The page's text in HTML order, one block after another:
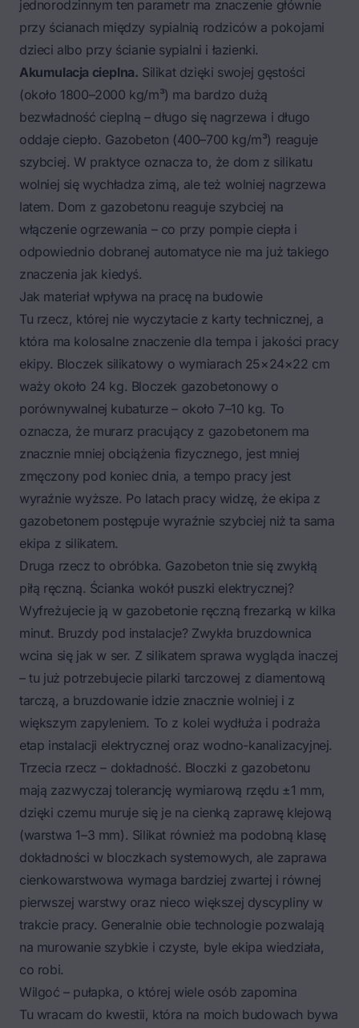
jednorodzinnym ten parametr ma znaczenie głównie
przy ścianach między sypialnią rodziców a pokojami
dzieci albo przy ścianie sypialni i łazienki.
Akumulacja cieplna. Silikat dzięki swojej gęstości
(około 1800–2000 kg/m³) ma bardzo dużą
bezwładność cieplną – długo się nagrzewa i długo
oddaje ciepło. Gazobeton (400–700 kg/m³) reaguje
szybciej. W praktyce oznacza to, że dom z silikatu
wolniej się wychładza zimą, ale też wolniej nagrzewa
latem. Dom z gazobetonu reaguje szybciej na
włączenie ogrzewania – co przy pompie ciepła i
odpowiednio dobranej automatyce nie ma już takiego
znaczenia jak kiedyś.
Jak materiał wpływa na pracę na budowie
Tu rzecz, której nie wyczytacie z karty technicznej, a
która ma kolosalne znaczenie dla tempa i jakości pracy
ekipy. Bloczek silikatowy o wymiarach 25×24×22 cm
waży około 24 kg. Bloczek gazobetonowy o
porównywalnej kubaturze – około 7–10 kg. To
oznacza, że murarz pracujący z gazobetonem ma
znacznie mniej obciążenia fizycznego, jest mniej
zmęczony pod koniec dnia, a tempo pracy jest
wyraźnie wyższe. Po latach pracy widzę, że ekipa z
gazobetonem postępuje wyraźnie szybciej niż ta sama
ekipa z silikatem.
Druga rzecz to obróbka. Gazobeton tnie się zwykłą
piłą ręczną. Ścianka wokół puszki elektrycznej?
Wyfreżujecie ją w gazobetonie ręczną frezarką w kilka
minut. Bruzdy pod instalacje? Zwykła bruzdownica
wcina się jak w ser. Z silikatem sprawa wygląda inaczej
– tu już potrzebujecie pilarki tarczowej z diamentową
tarczą, a bruzdowanie idzie znacznie wolniej i z
większym zapyleniem. To z kolei wydłuża i podraża
etap instalacji elektrycznej oraz wodno-kanalizacyjnej.
Trzecia rzecz – dokładność. Bloczki z gazobetonu
mają zazwyczaj tolerancję wymiarową rzędu ±1 mm,
dzięki czemu muruje się je na cienką zaprawę klejową
(warstwa 1–3 mm). Silikat również ma podobną klasę
dokładności w bloczkach systemowych, ale zaprawa
cienkowarstwowa wymaga bardziej zwartej i równej
pierwszej warstwy oraz nieco większej dyscypliny w
trakcie pracy. Generalnie obie technologie pozwalają
na murowanie szybkie i czyste, byle ekipa wiedziała,
co robi.
Wilgoć – pułapka, o której wiele osób zapomina
Tu wracam do kwestii, która na moich budowach bywa